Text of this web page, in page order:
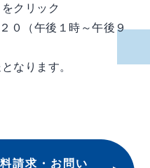
クリック
０（午後１時～午後９
なります。
請求・お問い